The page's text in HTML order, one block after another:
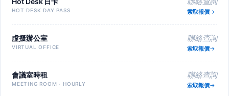
HOT DESK DAY PASS 索取報價
虛擬辦公室
VIRTUAL OFFICE
聯絡查詢
索取報價
會議室時租
MEETING ROOM · HOURLY
聯絡查詢
索取報價